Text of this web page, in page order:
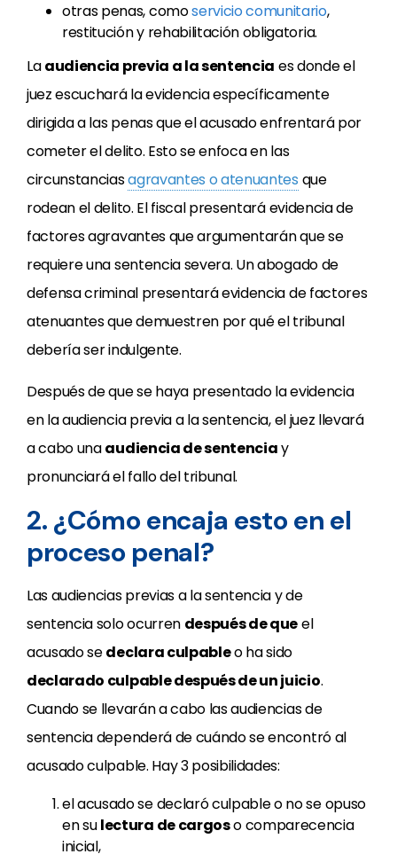
otras penas, comoservicio comunitario,
restitución y rehabilitación obligatoria.
Laaudiencia previa a la sentencia es donde el
juez escuchará la evidencia específicamente
dirigida a las penas que el acusado enfrentará por
cometer el delito. Esto se enfoca en las
circunstanciasagravantes o atenuantes que
rodean el delito. El fiscal presentará evidencia de
factores agravantes que argumentarán que se
requiere una sentencia severa. Un abogado de
defensa criminal presentará evidencia de factores
atenuantes que demuestren por qué el tribunal
debería ser indulgente.
Después de que se haya presentado la evidencia
en la audiencia previa a la sentencia, el juez llevará
a cabo unaaudiencia de sentenciay
pronunciará el fallo del tribunal.
2. ¿Cómo encaja esto en el
proceso penal?
Las audiencias previas a la sentencia y de
sentencia solo ocurren después de queel
acusado sedeclara culpableo ha sido
declarado culpable después de un juicio.
Cuando se llevarán a cabo las audiencias de
sentencia dependerá de cuándo se encontró al
acusado culpable. Hay 3 posibilidades:
el acusado se declaró culpable o no se opuso
en sulectura de cargoso comparecencia
inicial,